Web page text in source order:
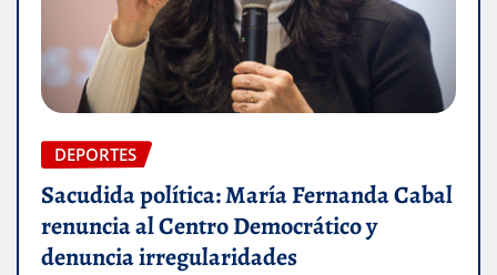
DEPORTES
Sacudida política: María Fernanda Cabal
renuncia al Centro Democrático y
denuncia irregularidades